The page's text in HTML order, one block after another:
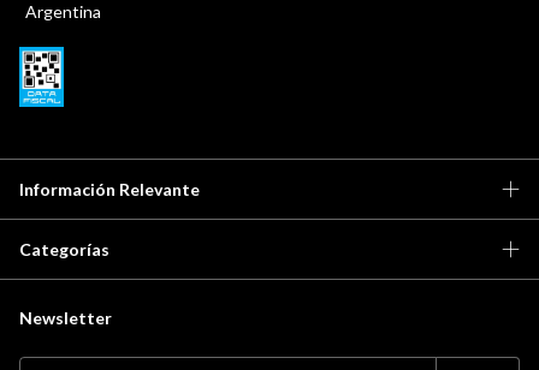
Argentina
Información Relevante
Categorías
Newsletter